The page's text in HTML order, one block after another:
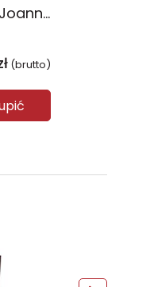
Bezprawie. Seria z Joanną Chyłką. Tom 20
(brutto)